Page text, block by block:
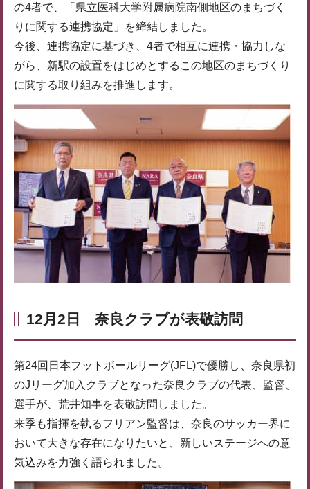
の4者で、「県立医科大学附属病院南側地区のまちづく
りに関する連携協定」を締結しました。
今後、連携協定に基づき、4者で相互に連携・協力しな
がら、新駅の設置をはじめとするこの地区のまちづくり
に関する取り組みを推進します。
12月2日 奈良クラブが表敬訪問
第24回日本フットボールリーグ(JFL)で優勝し、奈良県初
のJリーグ加入クラブとなった奈良クラブの代表、監督、
選手が、荒井知事を表敬訪問しました。
来季も指揮を執るフリアン監督は、奈良のサッカー界に
おいて大きな存在になりたいと、新しいステージへの意
気込みを力強く語られました。